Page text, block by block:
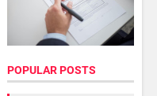
POPULAR POSTS